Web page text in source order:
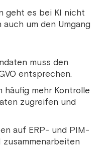
geht es bei KI nicht
um den Umgang
muss den
entsprechen.
häufig mehr Kontrolle
zugreifen und
auf ERP- und PIM-
zusammenarbeiten